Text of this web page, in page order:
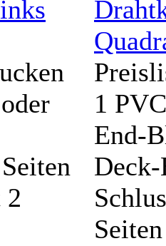
2
1
End-
Seiten